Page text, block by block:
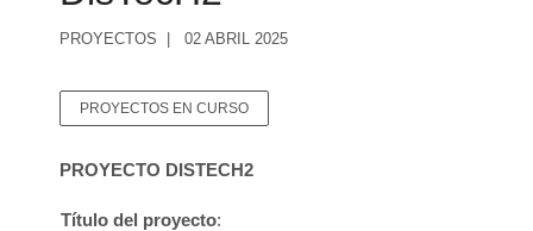
PROYECTOS 02 ABRIL 2025
PROYECTOS EN CURSO
PROYECTO DISTECH2
Título del proyecto: